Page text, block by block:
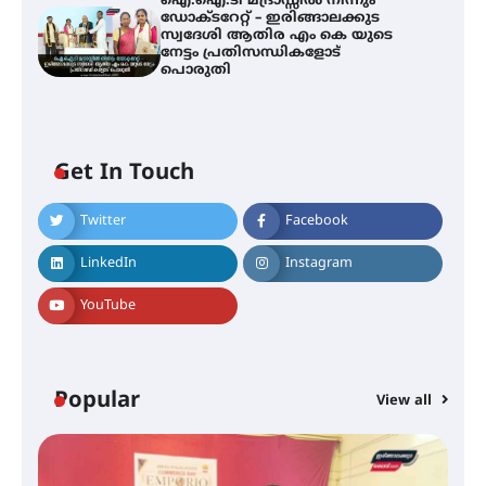
ഡോക്ടറേറ്റ് – ഇരിങ്ങാലക്കുട
സ്വദേശി ആതിര എം കെ യുടെ
നേട്ടം പ്രതിസന്ധികളോട്
പൊരുതി
Get In Touch
Twitter Facebook
LinkedIn Instagram
YouTube
Popular View all
സർഗ്ഗസാഹിതി- കവിതാസംഗമം
2026 കവിതാ ചർച്ച കാട്ടൂർ, ടി. കെ.
ബാലൻ ഹാളിൽ 16ന്
ഐ.ഐ.ടി മദ്രാസ്സിൽ നിന്നും